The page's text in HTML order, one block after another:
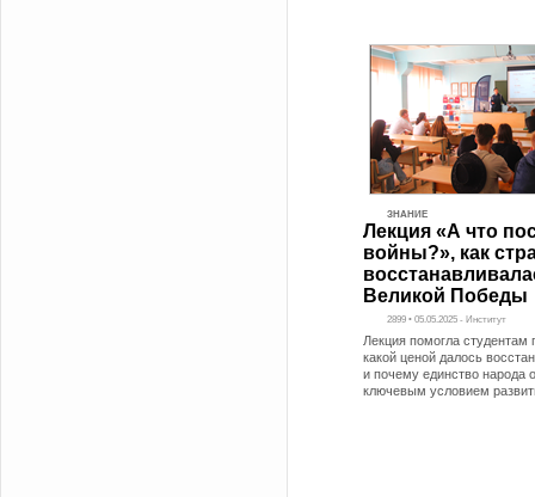
ЗНАНИЕ
Лекция «А что
войны?», как
Великой Победы
2899 • 05.05.2025 - Институт
Лекция помогла студентам
какой ценой далось
и почему единство народа
ключевым условием